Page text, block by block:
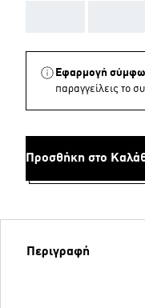
Εφαρμογή
παραγγείλεις το
Προσθήκη στο
Περιγραφή